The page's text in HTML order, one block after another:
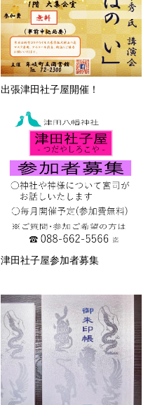
出張津田社子屋開催！
津田社子屋参加者募集